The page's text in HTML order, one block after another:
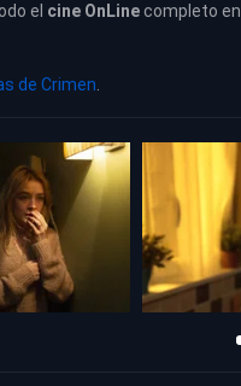
el cine OnLinecompleto en
de Crimen